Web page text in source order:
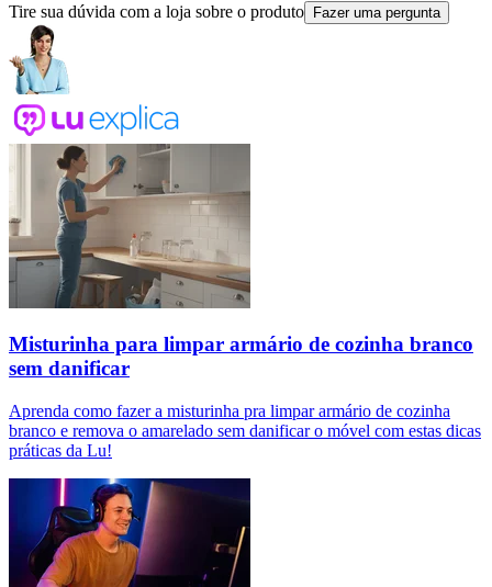
Tire sua dúvida com a loja sobre o produto Fazer uma pergunta
Misturinha para limpar armário de cozinha branco
sem danificar
Aprenda como fazer a misturinha pra limpar armário de cozinha
branco e remova o amarelado sem danificar o móvel com estas dicas
práticas da Lu!